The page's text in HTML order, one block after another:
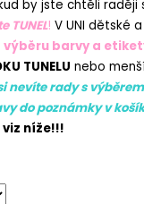
by jste chtěli raději
TUNEL! V UNI dětské
výběru barvy a
TUNELU nebo
nevíte rady s
do poznámky v
níže!!!
HLEDAT